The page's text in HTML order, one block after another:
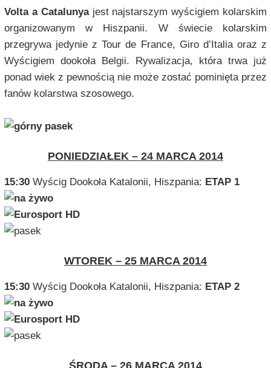
Volta a Catalunyajest najstarszym wyścigiem kolarskim
organizowanym w Hiszpanii. W świecie kolarskim
przegrywa jedynie z Tour de France, Giro d’Italia oraz z
Wyścigiem dookoła Belgii. Rywalizacja, która trwa już
ponad wiek z pewnością nie może zostać pominięta przez
fanów kolarstwa szosowego.
PONIEDZIAŁEK – 24 MARCA 2014
15:30Wyścig Dookoła Katalonii, Hiszpania: ETAP 1
WTOREK – 25 MARCA 2014
15:30Wyścig Dookoła Katalonii, Hiszpania: ETAP 2